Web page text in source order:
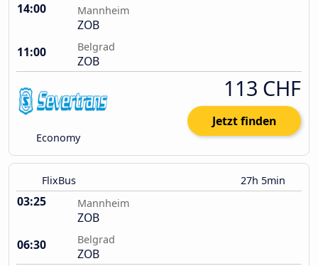
14:00 Mannheim
ZOB
11:00
Belgrad
ZOB
Economy
113 CHF
Jetzt finden
FlixBus 27h 5min
03:25 Mannheim
ZOB
06:30
Belgrad
ZOB